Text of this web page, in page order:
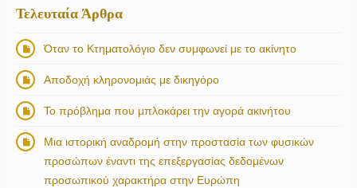
Τελευταία Άρθρα
Όταν το Κτηματολόγιο δεν συμφωνεί με το ακίνητο
Αποδοχή κληρονομιάς με δικηγόρο
Το πρόβλημα που μπλοκάρει την αγορά ακινήτου
Μια ιστορική αναδρομή στην προστασία των φυσικών
προσώπων έναντι της επεξεργασίας δεδομένων
προσωπικού χαρακτήρα στην Ευρώπη